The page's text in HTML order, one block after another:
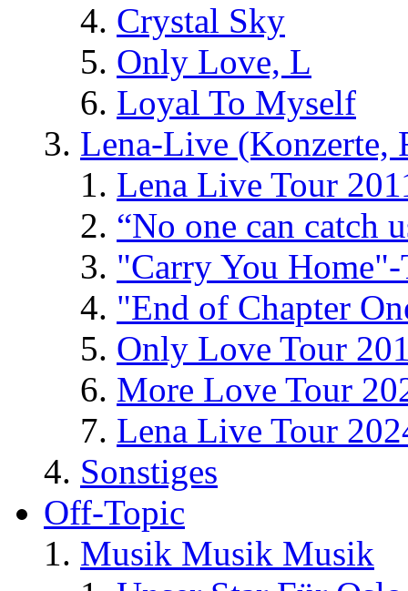
Crystal Sky
Only Love, L
Loyal To Myself
Lena-Live (Konzerte,
Lena Live Tour
“No one can catch
"Carry You
"End of Chapter
Only Love Tour
More Love Tour
Lena Live Tour
Sonstiges
Off-Topic
Musik Musik Musik